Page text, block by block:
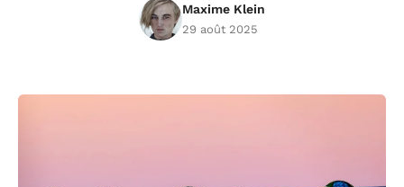
Maxime Klein
29 août 2025